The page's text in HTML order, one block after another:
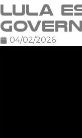
Lula
04/02/2026